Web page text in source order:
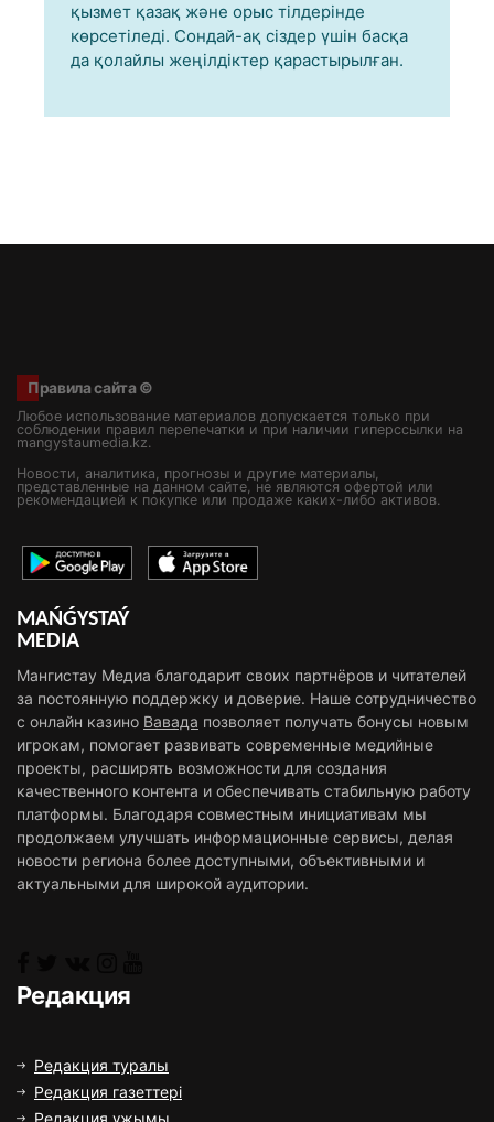
қызмет қазақ және орыс тілдерінде
көрсетіледі. Сондай-ақ сіздер үшін басқа
да қолайлы жеңілдіктер қарастырылған.
Правила сайта ©
Любое использование материалов допускается только при
соблюдении правил перепечатки и при наличии гиперссылки на
mangystaumedia.kz.
Новости, аналитика, прогнозы и другие материалы,
представленные на данном сайте, не являются офертой или
рекомендацией к покупке или продаже каких-либо активов.
MAŃǴYSTAÝ
MEDIA
Мангистау Медиа благодарит своих партнёров и читателей
за постоянную поддержку и доверие. Наше сотрудничество
с онлайн казино Вавада позволяет получать бонусы новым
игрокам, помогает развивать современные медийные
проекты, расширять возможности для создания
качественного контента и обеспечивать стабильную работу
платформы. Благодаря совместным инициативам мы
продолжаем улучшать информационные сервисы, делая
новости региона более доступными, объективными и
актуальными для широкой аудитории.
Редакция
Редакция туралы
Редакция газеттері
Редакция ұжымы